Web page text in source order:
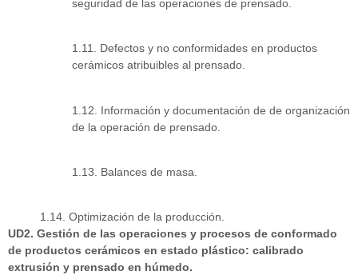
seguridad de las operaciones de prensado.
1.11. Defectos y no conformidades en productos
cerámicos atribuibles al prensado.
1.12. Información y documentación de de organización
de la operación de prensado.
1.13. Balances de masa.
1.14. Optimización de la producción.
UD2. Gestión de las operaciones y procesos de conformado
de productos cerámicos en estado plástico: calibrado
extrusión y prensado en húmedo.